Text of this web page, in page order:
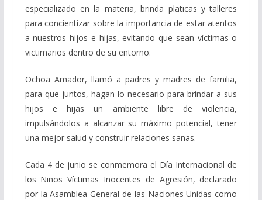
especializado en la materia, brinda platicas y talleres
para concientizar sobre la importancia de estar atentos
a nuestros hijos e hijas, evitando que sean víctimas o
victimarios dentro de su entorno.
Ochoa Amador, llamó a padres y madres de familia,
para que juntos, hagan lo necesario para brindar a sus
hijos e hijas un ambiente libre de violencia,
impulsándolos a alcanzar su máximo potencial, tener
una mejor salud y construir relaciones sanas.
Cada 4 de junio se conmemora el Día Internacional de
los Niños Víctimas Inocentes de Agresión, declarado
por la Asamblea General de las Naciones Unidas como